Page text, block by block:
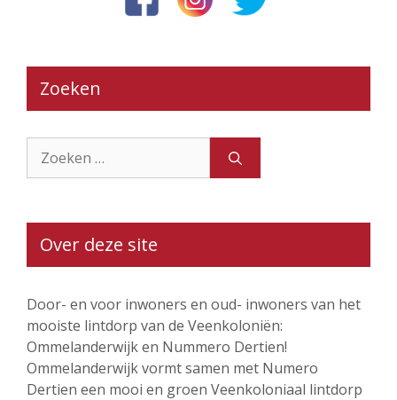
Zoeken
naar:
Over deze site
Door- en voor inwoners en oud- inwoners van het
mooiste lintdorp van de Veenkoloniën:
Ommelanderwijk en Nummero Dertien!
Ommelanderwijk vormt samen met Numero
Dertien een mooi en groen Veenkoloniaal lintdorp